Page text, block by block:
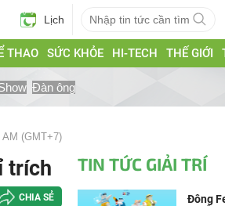
Lịch
THAO SỨC KHỎE HI-TECH THẾ GIỚI
Đàn ông
(GMT+7)
trích
CHIA SẺ
TIN TỨC GIẢI TRÍ
Đông